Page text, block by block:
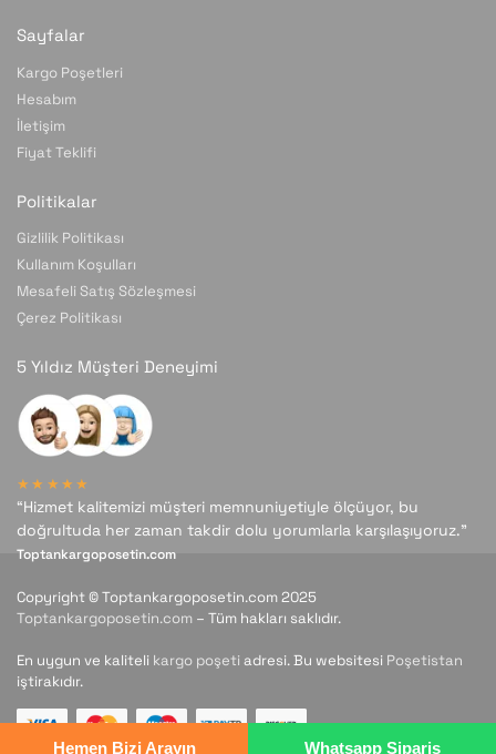
Sayfalar
Kargo Poşetleri
Hesabım
İletişim
Fiyat Teklifi
Politikalar
Gizlilik Politikası
Kullanım Koşulları
Mesafeli Satış Sözleşmesi
Çerez Politikası
5 Yıldız Müşteri Deneyimi
★★★★★
“Hizmet kalitemizi müşteri memnuniyetiyle ölçüyor, bu
doğrultuda her zaman takdir dolu yorumlarla karşılaşıyoruz.”
Toptankargoposetin.com
Copyright © Toptankargoposetin.com 2025
Toptankargoposetin.com – Tüm hakları saklıdır.
En uygun ve kaliteli kargo poşeti adresi. Bu websitesi Poşetistan
iştirakıdır.
Hemen Bizi Arayın Whatsapp Sipariş